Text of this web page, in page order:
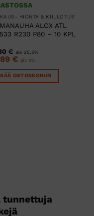
HIONTA & KIILLOTUS
ALOX ATL
R230 P80 – 10 KPL
€ alv 25,5%
€ alv 0%
OSTOSKORIIN
tunnettuja